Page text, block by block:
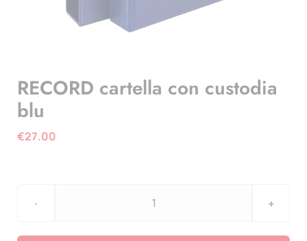
RECORD cartella con custodia
blu
€27.00
RECORD